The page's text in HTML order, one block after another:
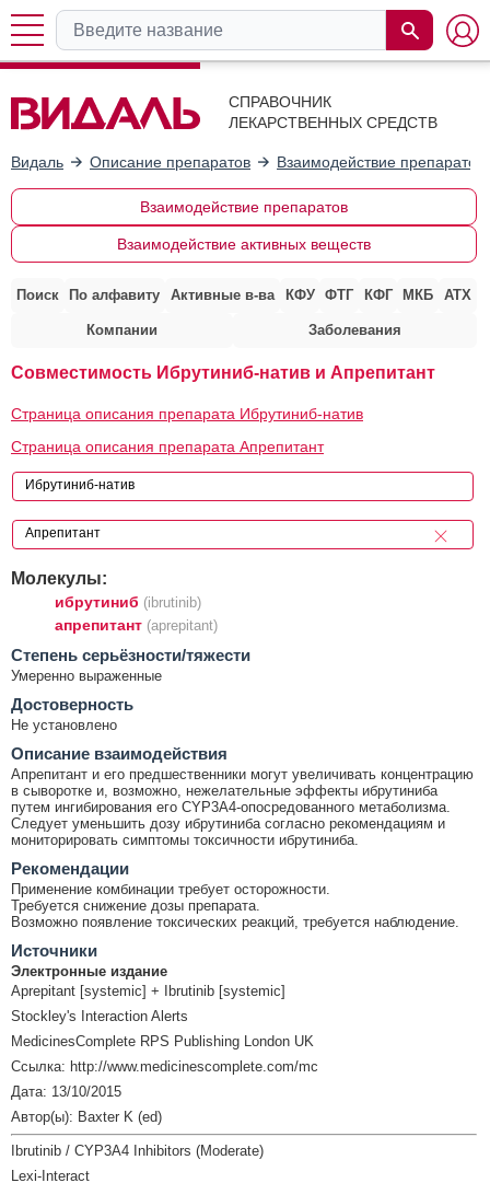
СПРАВОЧНИК
ЛЕКАРСТВЕННЫХ СРЕДСТВ
Видаль Описание препаратов Взаимодействие препаратов
Взаимодействие препаратов
Взаимодействие активных веществ
Поиск По алфавиту Активные в-ва КФУ ФТГ КФГ МКБ АТХ
Компании Заболевания
Совместимость Ибрутиниб-натив и Апрепитант
Страница описания препарата Ибрутиниб-натив
Страница описания препарата Апрепитант
Молекулы:
ибрутиниб (ibrutinib)
апрепитант (aprepitant)
Cтепень серьёзности/тяжести
Умеренно выраженные
Достоверность
Не установлено
Описание взаимодействия
Апрепитант и его предшественники могут увеличивать концентрацию
в сыворотке и, возможно, нежелательные эффекты ибрутиниба
путем ингибирования его CYP3A4-опосредованного метаболизма.
Следует уменьшить дозу ибрутиниба согласно рекомендациям и
мониторировать симптомы токсичности ибрутиниба.
Рекомендации
Применение комбинации требует осторожности.
Требуется снижение дозы препарата.
Возможно появление токсических реакций, требуется наблюдение.
Источники
Электронные издание
Aprepitant [systemic] + Ibrutinib [systemic]
Stockley's Interaction Alerts
MedicinesComplete RPS Publishing London UK
Ссылка: http://www.medicinescomplete.com/mc
Дата: 13/10/2015
Автор(ы): Baxter K (ed)
Ibrutinib / CYP3A4 Inhibitors (Moderate)
Lexi-Interact